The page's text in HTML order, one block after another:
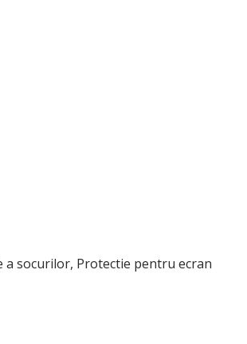
a socurilor, Protectie pentru ecran